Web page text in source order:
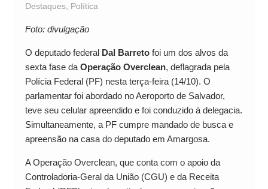
Destaques, Política
Foto: divulgação
O deputado federal Dal Barretofoi um dos alvos da
sexta fase da Operação Overclean, deflagrada pela
Polícia Federal (PF) nesta terça-feira (14/10). O
parlamentar foi abordado no Aeroporto de Salvador,
teve seu celular apreendido e foi conduzido à delegacia.
Simultaneamente, a PF cumpre mandado de busca e
apreensão na casa do deputado em Amargosa.
A Operação Overclean, que conta com o apoio da
Controladoria-Geral da União (CGU) e da Receita